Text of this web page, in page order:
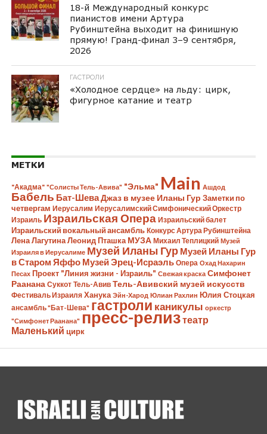
18-й Международный конкурс
пианистов имени Артура
Рубинштейна выходит на финишную
прямую! Гранд-финал 3–9 сентября,
2026
ГАСТРОЛИ
«Холодное сердце» на льду: цирк,
фигурное катание и театр
МЕТКИ
"Акадма" "Солисты Тель-Авива" "Эльма" Main Ашдод
Бабель Бат-ШеваДжаз в музее Иланы Гур Заметки по
четвергам Иерусалим Иерусалимский Симфонический Оркестр
Израиль Израильская Опера Израильский балет
Израильский вокальный ансамбль Конкурс Артура Рубинштейна
Лена Лагутина Леонид Пташка МУЗА Михаил Теплицкий Музей
Израиля в Иерусалиме Музей Иланы Гур Музей Иланы Гур
в Старом Яффо Музей Эрец-Исраэль Опера Охад Нахарин
Песах Проект "Линия жизни - Израиль" Свежая краска Симфонет
Раанана Суккот Тель-Авив Тель-Авивский музей искусств
Фестиваль Израиля Ханука Эйн-Харод Юлиан Рахлин Юлия Стоцкая
ансамбль "Бат-Шева" гастроли каникулы оркестр
"Симфонет Раанана" пресс-релизтеатр
Маленький цирк